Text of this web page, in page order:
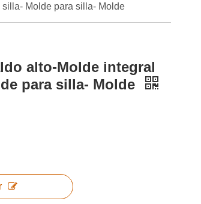
Molde para silla- Molde
alto-Molde integral
para silla- Molde